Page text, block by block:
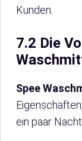
Kunden.
7.2 Die
Spee
ein paar